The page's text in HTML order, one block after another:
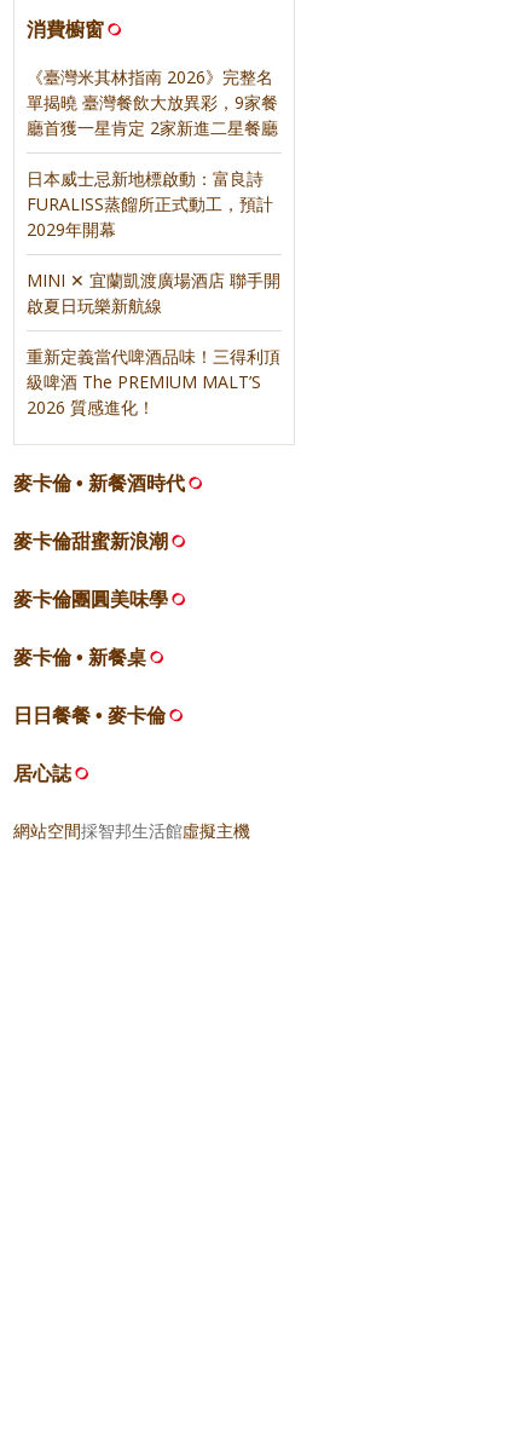
消費櫥窗
《臺灣米其林指南 2026》完整名
單揭曉 臺灣餐飲大放異彩，9家餐
廳首獲一星肯定 2家新進二星餐廳
日本威士忌新地標啟動：富良詩
FURALISS蒸餾所正式動工，預計
2029年開幕
MINI ✕ 宜蘭凱渡廣場酒店 聯手開
啟夏日玩樂新航線
重新定義當代啤酒品味！三得利頂
級啤酒 The PREMIUM MALT’S
2026 質感進化！
麥卡倫 • 新餐酒時代
麥卡倫甜蜜新浪潮
麥卡倫團圓美味學
麥卡倫 • 新餐桌
日日餐餐 • 麥卡倫
居心誌
網站空間採智邦生活館虛擬主機